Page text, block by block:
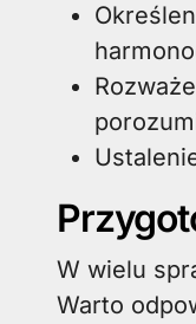
W wielu
Warto